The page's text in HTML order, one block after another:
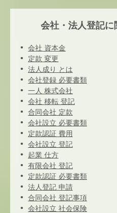
会社・法人登記
会社 資本金
定款 変更
法人成り とは
会社登録 必要書類
一人 株式会社
会社 移転 登記
合同会社 定款
会社設立 必要書類
定款認証 費用
会社設立 登記
起業 仕方
有限会社 登記
定款認証 必要書類
法人登記 申請
合同会社 登記事項
会社設立 社会保険